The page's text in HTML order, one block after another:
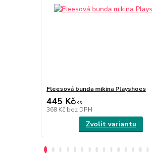
Fleesová bunda mikina Playshoes
445 Kč/ks
368 Kč bez DPH
Zvolit variantu